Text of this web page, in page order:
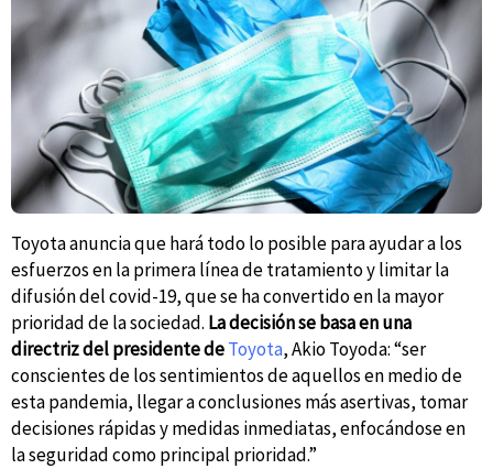
Toyota anuncia que hará todo lo posible para ayudar a los
esfuerzos en la primera línea de tratamiento y limitar la
difusión del covid-19, que se ha convertido en la mayor
prioridad de la sociedad. La decisión se basa en una
directriz del presidente deToyota, Akio Toyoda: “ser
conscientes de los sentimientos de aquellos en medio de
esta pandemia, llegar a conclusiones más asertivas, tomar
decisiones rápidas y medidas inmediatas, enfocándose en
la seguridad como principal prioridad.”